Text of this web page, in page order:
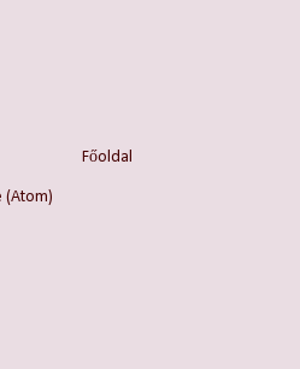
Főoldal
(Atom)